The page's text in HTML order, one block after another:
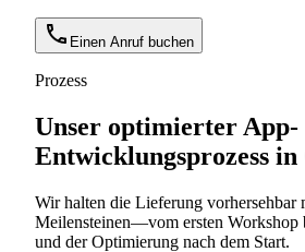
Einen Anruf buchen
Prozess
Unser optimierter App-
Entwicklungsprozess
Wir halten die Lieferung vorhersehbar
Meilensteinen—vom ersten Workshop
und der Optimierung nach dem Start.